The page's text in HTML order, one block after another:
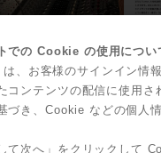
での Cookie の使用につい
、お客様のサインイン情
コンテンツの配信に使用さ
づき、Cookie などの個人
て次へ」をクリックして